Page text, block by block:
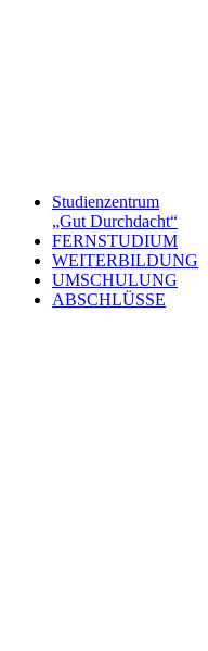
Studienzentrum
„Gut Durchdacht“
FERNSTUDIUM
WEITERBILDUNG
UMSCHULUNG
ABSCHLÜSSE